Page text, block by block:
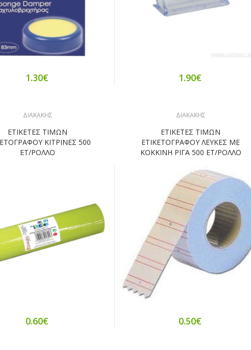
1.30€ 1.90€
ΔΙΑΚΑΚΗΣ
ΕΤΙΚΕΤΕΣ ΤΙΜΩΝ
ΚΙΤΡΙΝΕΣ 500
ΕΤ/ΡΟΛΛΟ
0.60€
ΔΙΑΚΑΚΗΣ
ΕΤΙΚΕΤΕΣ ΤΙΜΩΝ
ΕΤΙΚΕΤΟΓΡΑΦΟΥ ΛΕΥΚΕΣ ΜΕ
ΚΟΚΚΙΝΗ ΡΙΓΑ 500 ΕΤ/ΡΟΛΛΟ
0.50€